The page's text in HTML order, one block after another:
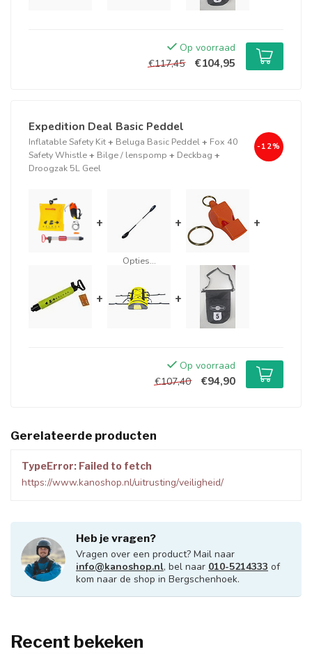
Op voorraad
€117,45
€104,95
Expedition Deal Basic Peddel
Inflatable Safety Kit+ Beluga Basic Peddel+ Fox 40
Safety Whistle+ Bilge / lenspomp + Deckbag +
Droogzak 5L Geel
-12%
+
Opties...
+ +
+ +
Op voorraad
€107,40
€94,90
Gerelateerde producten
TypeError: Failed to fetch
https://www.kanoshop.nl/uitrusting/veiligheid/
Heb je vragen?
Vragen over een product? Mail naar
info@kanoshop.nl, bel naar 010-5214333 of
kom naar de shop in Bergschenhoek.
Recent bekeken